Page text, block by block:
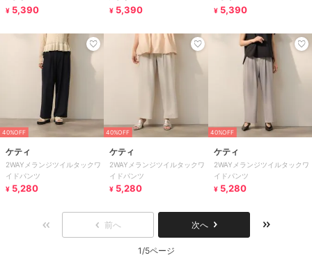
¥ 5,390
¥ 5,390
¥ 5,390
40%OFF
ケティ
2WAYメランジツイルタックワ
イドパンツ
¥ 5,280
40%OFF
ケティ
2WAYメランジツイルタックワ
イドパンツ
¥ 5,280
40%OFF
ケティ
2WAYメランジツイルタックワ
イドパンツ
¥ 5,280
前へ 次へ
1/5ページ